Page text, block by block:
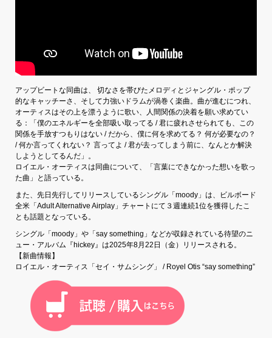
アップビートな同曲は、 切なさを帯びたメロディとジャングル・ポップ
的なキャッチーさ、そして力強いドラムが渦巻く楽曲。曲が進むにつれ、
オーティスはその上を漂うように歌い、人間関係の決着を願い求めてい
る：「僕のエネルギーを全部吸い取ってる / 君に疲れさせられても、この
関係を手放すつもりはない / だから、僕に何を求めてる？ 何が必要なの？
/ 何か言ってくれない？ 言ってよ / 君が去ってしまう前に、なんとか解決
しようとしてるんだ」。
ロイエル・オーティスは同曲について、「言葉にできなかった想いを歌っ
た曲」と語っている。
また、先日先行してリリースしているシングル「moody」は、ビルボード
全米「Adult Alternative Airplay」チャートにて３週連続1位を獲得したこ
とも話題となっている。
シングル「moody」や「say something」などが収録されている待望のニ
ュー・アルバム『hickey』は2025年8月22日（金）リリースされる。
【新曲情報】
ロイエル・オーティス「セイ・サムシング」 / Royel Otis “say something”